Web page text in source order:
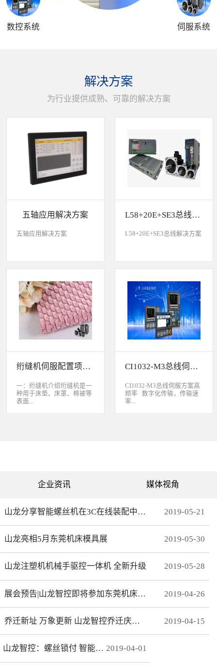
数控系统 伺服系统
解决方案
为行业提供成熟、可靠的解决方案
五轴应用解决方案
五轴应用解决方案
L58+20E+SE3总线解决方案
L58+20E+SE3总线解决方案
绗缝机伺服配置项目介绍
一：绗缝机介绍绗缝机是一
种用于床垫、床罩、棉被等
表面...
为单针设计，采用电脑可视
化界面控制机器移动实现花
绗缝机是以XY—Z型运动的
动，Z轴控制机头的绗缝。
（1）Z轴方向运动——绗缝
针上下的运动。（两个伺
（一个伺服）（3）Y轴方向
运动。（一个伺服）其中Z
轴是要两个伺服来配合完
成，伺服Z1：控制绗缝针上
动跟随不用电脑系统控制。
所以电脑是三轴系统，但却
控制着4个伺服。Z轴主要工
艺是：在500-2800针/分的
速度下，保证针始终能插入
CI1032-M3总线伺服方案
CI1032-M3总线伺服方案高
频率 数字化传输，传输速
率...
合远距离的电机控制。网线
式接线 减少前期接线、制
观。分期保护 可以实现系
拆卸功能，有效杜绝拖款。
伺服参数，一键设置下发，
冲100倍，多个轴联动加工
问题而导致的加 工不
协调、整体效果变形等。快
速 MECHATROLINK III总
响应频率，位 置速度指
令整定时间可达2ms以下。
精准 23位绝对值编码器，
企业资讯 媒体视角
山龙分享智能螺丝机在3C在线装配中的应用 2019-05-21
山龙亮相5月东莞机床模具展 2019-05-30
山龙注塑机机械手驱控一体机 全新升级 2019-05-28
展会预告|山龙智控即将参加东莞机床模具展 2019-04-26
乔迁新址 万象更新 山龙智控乔迁庆典隆重举行 2019-04-15
山龙智控：螺丝锁付 智能升级 2019-04-01